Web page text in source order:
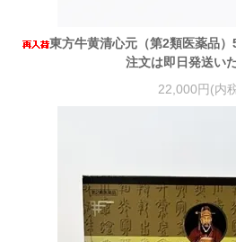
東方牛黄清心元（第2類医薬品
注文は即日発送い
22,000円(内